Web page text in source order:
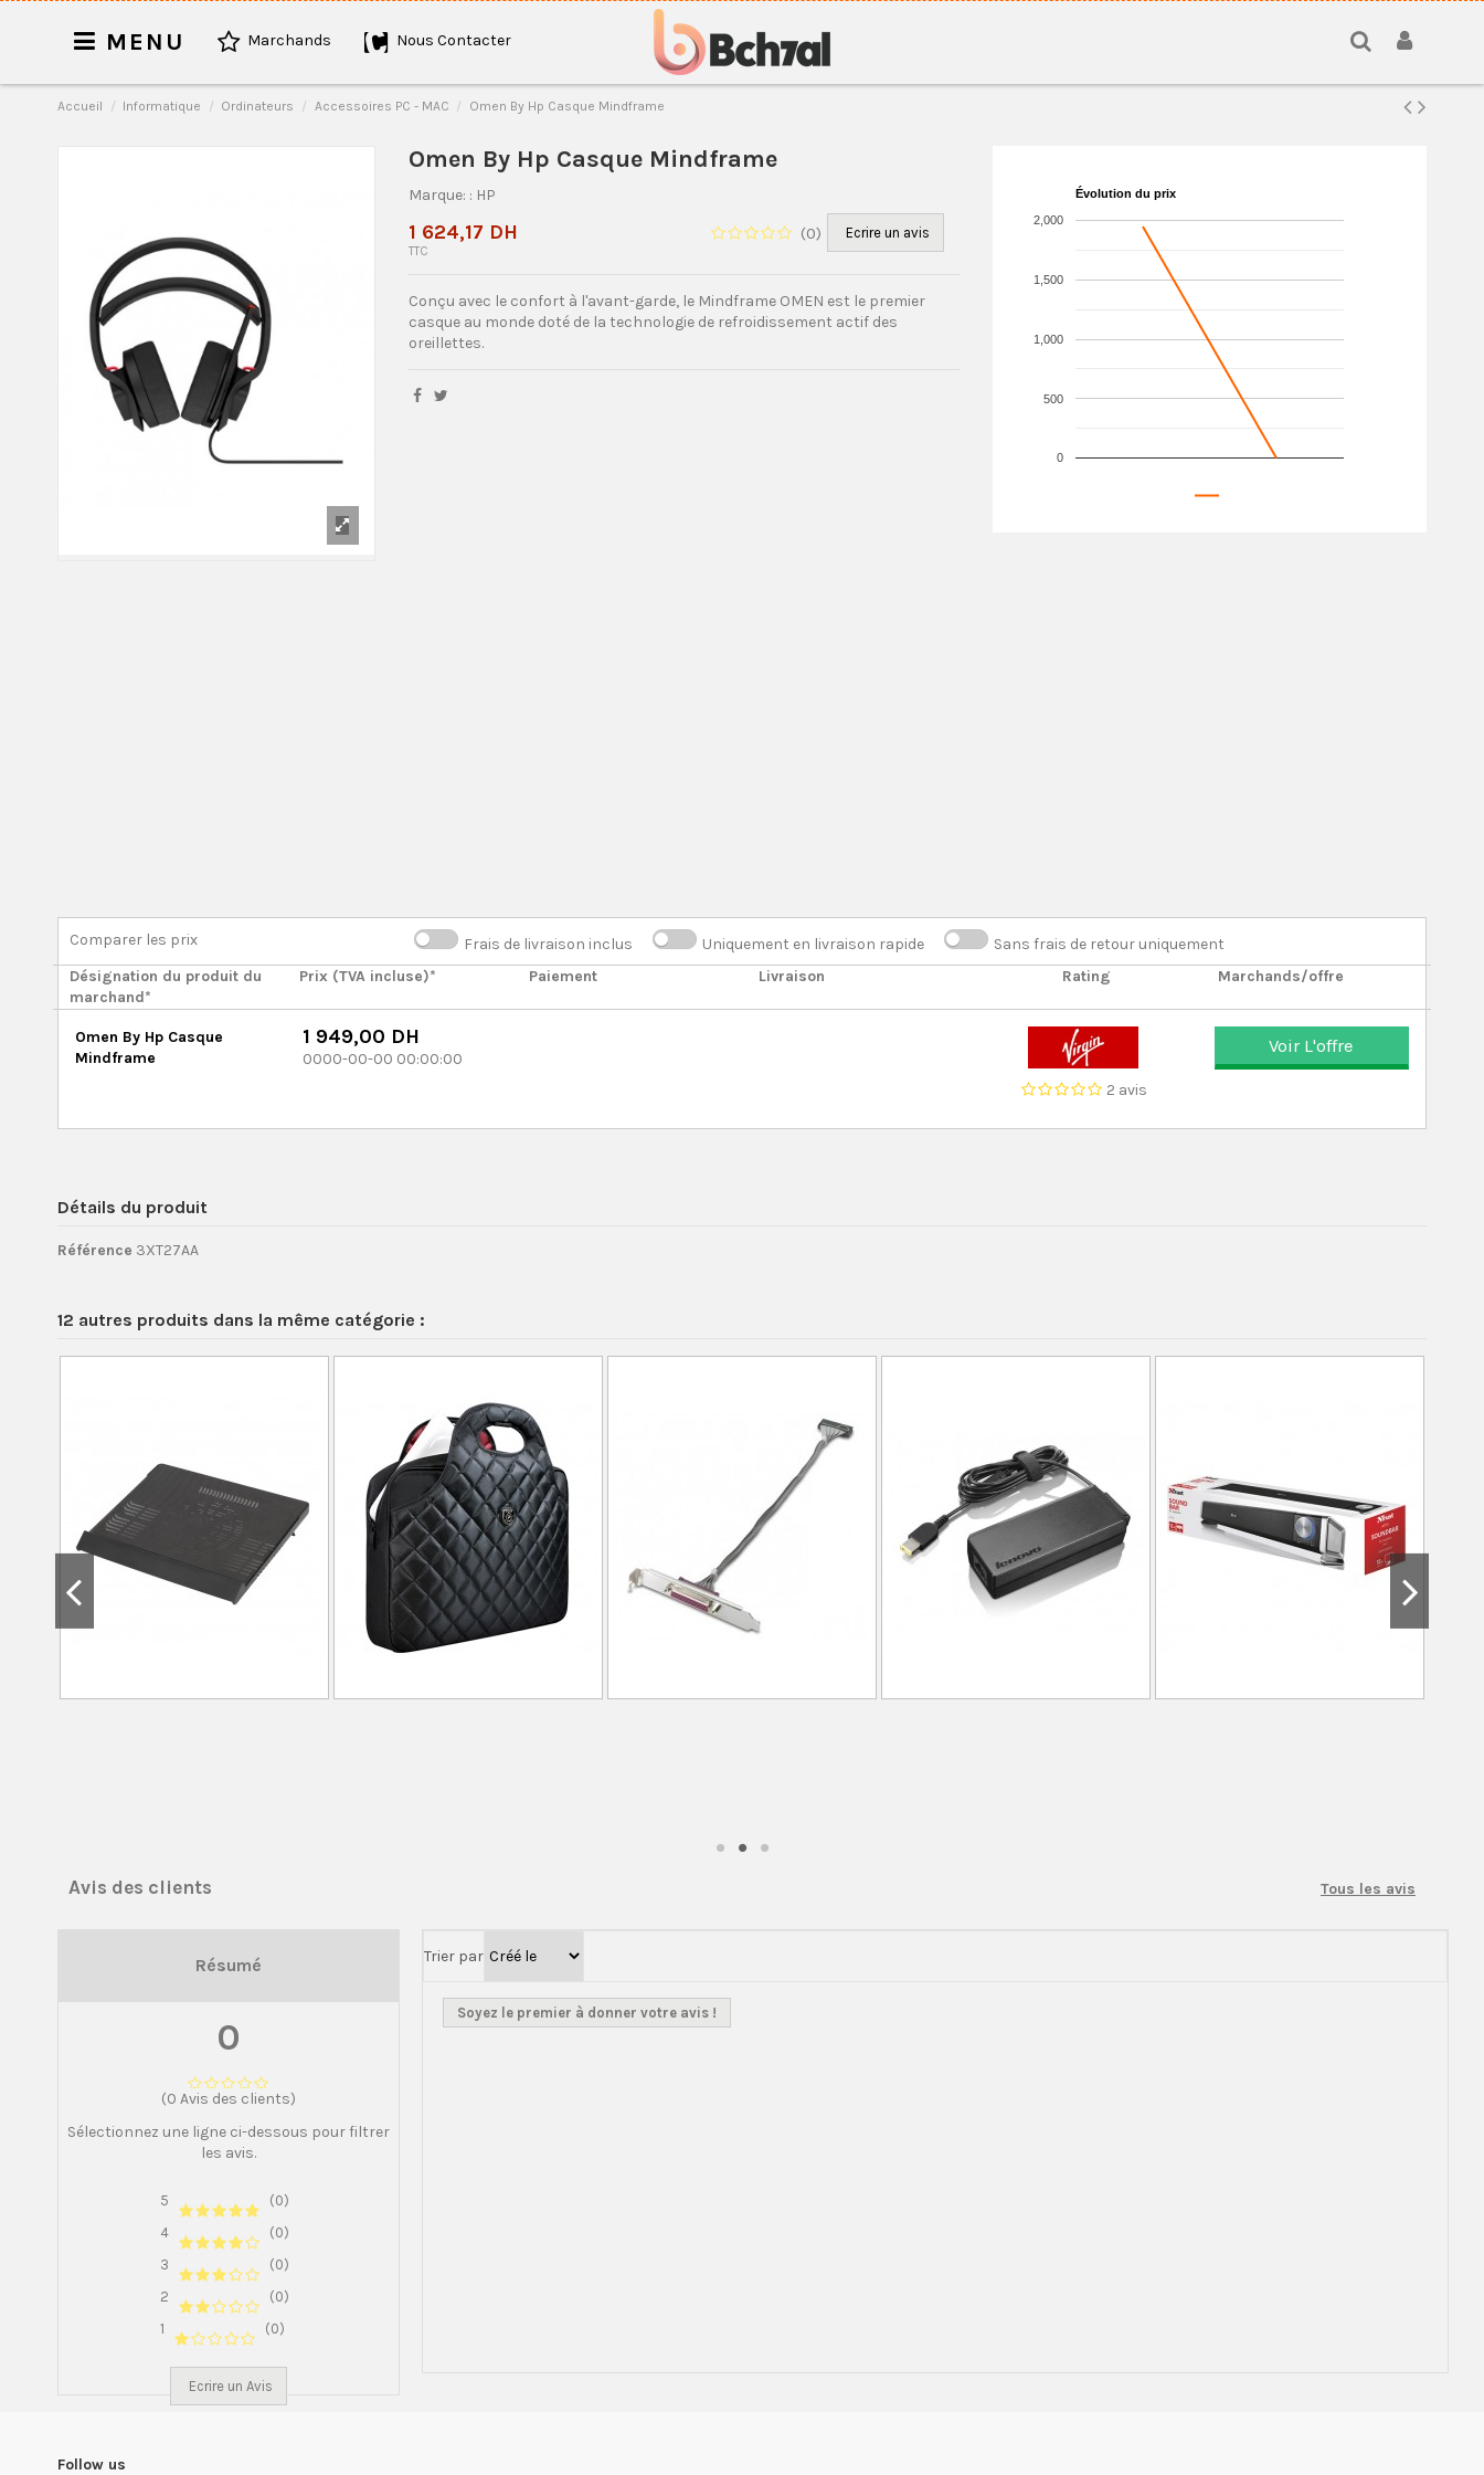
MENU Marchands Nous Contacter
Accueil Informatique Ordinateurs Accessoires PC - MAC Omen By Hp Casque Mindframe
Omen By Hp Casque Mindframe
Marque: : HP
(0) Ecrire un avis
1 624,17 DH
TTC
Conçu avec le confort à l'avant-garde, le Mindframe OMEN est le premier
casque au monde doté de la technologie de refroidissement actif des
oreillettes.
Évolution du prix
0
500
1,000
1,500
2,000
Comparer les prix Frais de livraison inclus Uniquement en livraison rapide
Sans frais de retour uniquement
Désignation du produit du
marchand*
Prix (TVA incluse)* Paiement Livraison Rating Marchands/offre
Omen By Hp Casque
Mindframe
1 949,00 DH
0000-00-00 00:00:00
2 avis
Voir L'offre
Détails du produit
Référence 3XT27AA
12 autres produits dans la même catégorie :
Avis des clients Tous les avis
Résumé
0
(0 Avis des clients)
Sélectionnez une ligne ci-dessous pour filtrer
les avis.
5
(0)
4
(0)
3
(0)
2
(0)
1
(0)
Ecrire un Avis
Trier par
Soyez le premier à donner votre avis !
Follow us